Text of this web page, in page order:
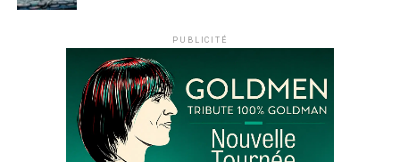
PUBLICITÉ